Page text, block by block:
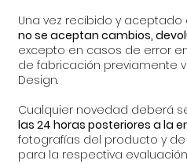
Una vez recibido y
no se aceptan cambios,
excepto en casos de error
de fabricación previamente
Design.
Cualquier novedad deberá
las 24 horas posteriores a la
fotografías del producto y
para la respectiva